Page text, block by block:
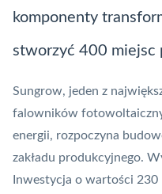
komponenty
stworzyć 400 miejsc
Sungrow, jeden z
falowników
energii, rozpoczyna
zakładu produkcyjnego.
Inwestycja o wartości